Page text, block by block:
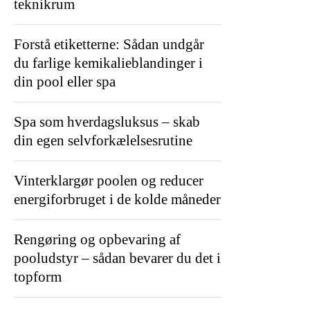
teknikrum
Forstå etiketterne: Sådan undgår
du farlige kemikalieblandinger i
din pool eller spa
Spa som hverdagsluksus – skab
din egen selvforkælelsesrutine
Vinterklargør poolen og reducer
energiforbruget i de kolde måneder
Rengøring og opbevaring af
pooludstyr – sådan bevarer du det i
topform